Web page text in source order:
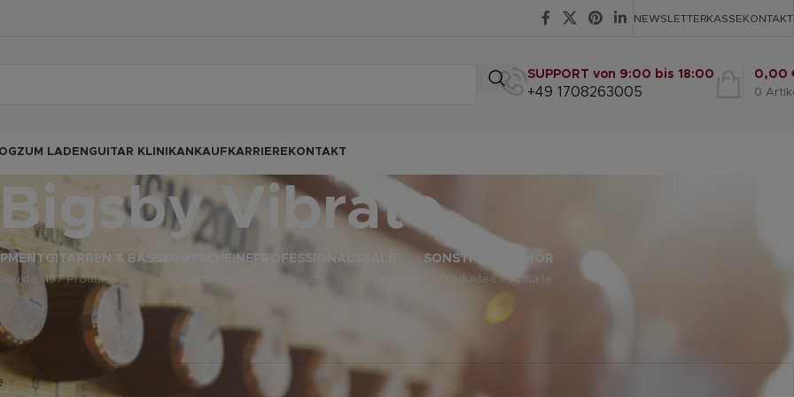
NEWSLETTERKASSEKONTAKT
SUPPORT von 9:00 bis 18:00
+49 1708263005 0
0,00
ZUM LADEN GUITAR KLINIKANKAUF KARRIERE KONTAKT
Bigsby Vibrato
GITARREN & BÄSSE
197 Produkte
GUTSCHEINE PROFESSIONALS
132 Produkte
SONSTIGE
12 Produkte
ZUBEHÖR
6 Produkte
verschlagwortet mit „Bigsby Vibrato“
Produkte gefunden, die deiner Auswahl entsprechen.